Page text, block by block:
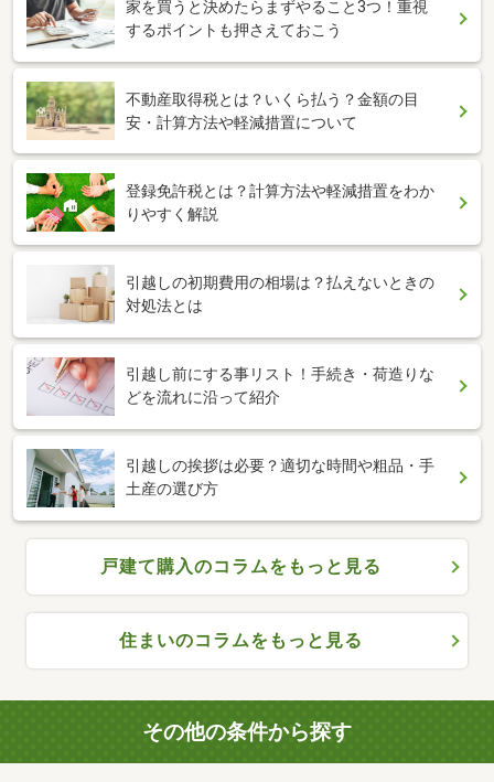
家を買うと決めたらまずやること3つ！重視
するポイントも押さえておこう
不動産取得税とは？いくら払う？金額の目
安・計算方法や軽減措置について
登録免許税とは？計算方法や軽減措置をわか
りやすく解説
引越しの初期費用の相場は？払えないときの
対処法とは
引越し前にする事リスト！手続き・荷造りな
どを流れに沿って紹介
引越しの挨拶は必要？適切な時間や粗品・手
土産の選び方
戸建て購入のコラムをもっと見る
住まいのコラムをもっと見る
その他の条件から探す